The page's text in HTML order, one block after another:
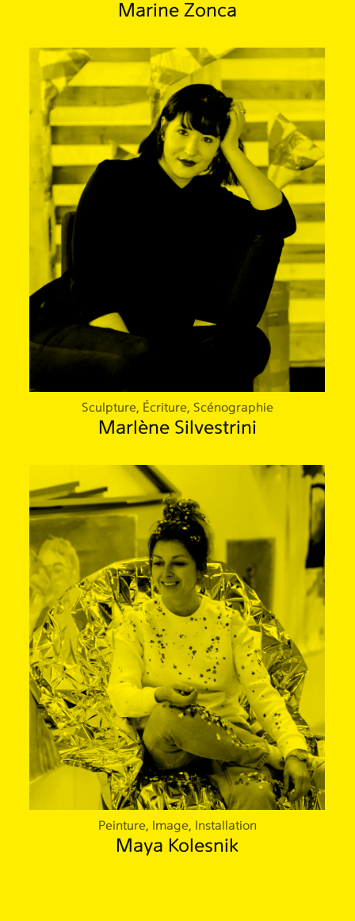
Marine Zonca
Sculpture, Écriture, Scénographie
Marlène Silvestrini
Peinture, Image, Installation
Maya Kolesnik